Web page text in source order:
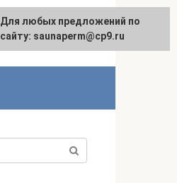
Для любых предложений по
сайту: saunaperm@cp9.ru